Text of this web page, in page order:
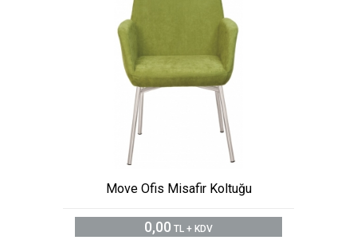
Move Ofis Misafir Koltuğu
0,00 TL + KDV